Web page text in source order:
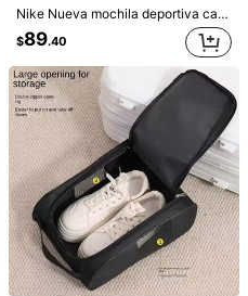
producto
Ver más
Color: Gris / Tipo de Estilo: 5 piezas
Útil(0)
Nike Nueva mochila deportiva casual de hombro con almacenamiento para mujer
$89.40